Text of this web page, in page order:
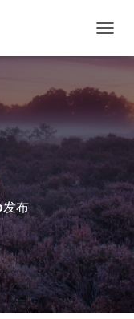
换
发布